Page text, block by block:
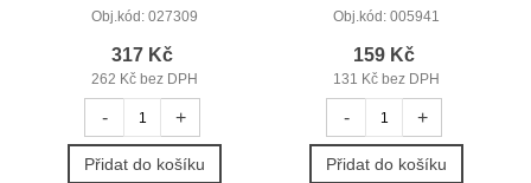
Obj.kód: 027309
317 Kč
262 Kč bez DPH
- +
Přidat do košíku
Obj.kód: 005941
159 Kč
131 Kč bez DPH
- +
Přidat do košíku